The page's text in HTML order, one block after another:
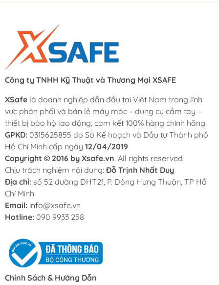
Công ty TNHH Kỹ Thuật và Thương Mại XSAFE
XSafe là doanh nghiệp dẫn đầu tại Việt Nam trong lĩnh
vực phân phối và bán lẻ máy móc – dụng cụ cầm tay –
thiết bị bảo hộ lao động, cam kết 100% hàng chính hãng.
GPKD: 0315625855 do Sở Kế hoạch và Đầu tư Thành phố
Hồ Chí Minh cấp ngày 12/04/2019
Copyright © 2016 by Xsafe.vn. All rights reserved
Chịu trách nghiệm nội dung: Đỗ Trịnh Nhất Duy
Địa chỉ: số 52 đường ĐHT21, P. Đông Hưng Thuận, TP Hồ
Chí Minh
Email: info@xsafe.vn
Hotline: 090 9933 258
Chính Sách & Hướng Dẫn